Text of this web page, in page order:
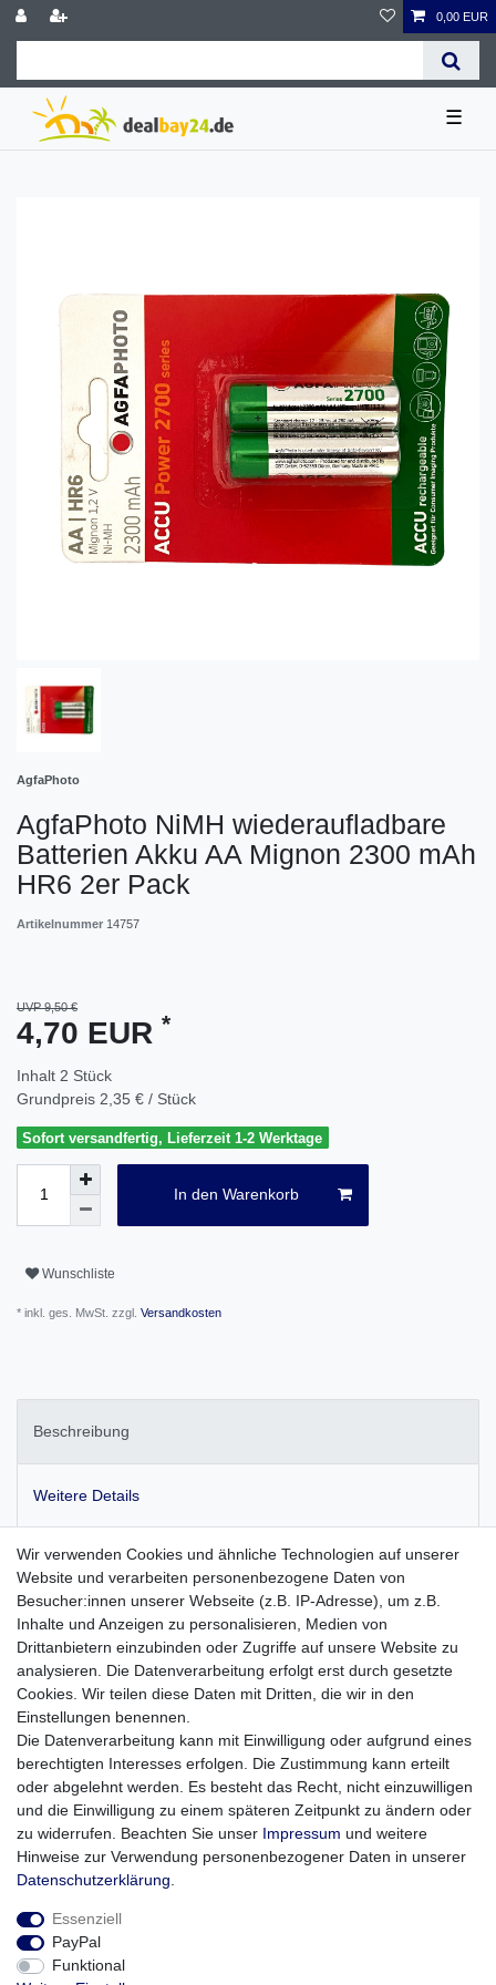
0,00 EUR
☰
AgfaPhoto
AgfaPhoto NiMH wiederaufladbare
Batterien Akku AA Mignon 2300 mAh
HR6 2er Pack
Artikelnummer 14757
UVP 9,50 €
4,70 EUR *
Inhalt 2 Stück
Grundpreis 2,35 € / Stück
Sofort versandfertig, Lieferzeit 1-2 Werktage
In den Warenkorb
Wunschliste
* inkl. ges. MwSt. zzgl. Versandkosten
Beschreibung
Weitere Details
Die 2300 mAh Energie der Batterie ermöglicht einen
längeren Einsatz Ihrer Digitalkamera oder anderer Geräte
mit besonders hohem Energiebedarf.
Akku -Batterien ideal für den Hausgebrauch. Uhren,
Telefon, Photo, Radio, Thermostate usw.
T yp: AA
Akkukapazität: 2300 mAh
Technologie: NiMh(Nickel-Metallhydrid)
Akkuspannung: 1,2 V
Wir verwenden Cookies und ähnliche Technologien auf unserer
Website und verarbeiten personenbezogene Daten von
Besucher:innen unserer Webseite (z.B. IP-Adresse), um z.B.
Inhalte und Anzeigen zu personalisieren, Medien von
Drittanbietern einzubinden oder Zugriffe auf unsere Website zu
analysieren. Die Datenverarbeitung erfolgt erst durch gesetzte
Cookies. Wir teilen diese Daten mit Dritten, die wir in den
Einstellungen benennen.
Die Datenverarbeitung kann mit Einwilligung oder aufgrund eines
berechtigten Interesses erfolgen. Die Zustimmung kann erteilt
oder abgelehnt werden. Es besteht das Recht, nicht einzuwilligen
und die Einwilligung zu einem späteren Zeitpunkt zu ändern oder
zu widerrufen. Beachten Sie unser Impressum und weitere
Hinweise zur Verwendung personenbezogener Daten in unserer
Daten­schutz­erklärung
Essenziell
PayPal
Funktional